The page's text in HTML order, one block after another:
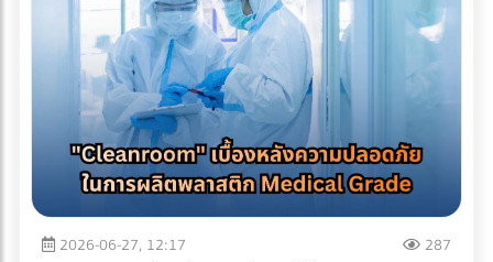
สัญจรไม่หนักมาก มีความยืดหยุ่น ทนทานต่อรังสียูวี และช่วย
สะท้อนความร้อนได้ดี โพลียูรีเทนกันซึม (PU Waterproof): เหมาะ
สำหรับพื้นที่ที่มีน้ำขัง หรือดาดฟ้าที่ต้องการปูพื้นกระเบื้อง/ไม้
เทียมทับ มีความยืดหยุ่นสูงมาก ทนต่อรอยแตกร้าวของอาคารได้
ดีเยี่ยม ป้องกันน้ำซึมผ่านได้ 100% บทสรุป การรีโนเวทดาดฟ้าให้
เป็น Rooftop ที่สวยงามและสร้างกำไรให้ธุรกิจ เป็นไอเดียที่ยอด
เยี่ยม แต่รากฐานที่สำคัญที่สุดของความสวยงามนั้นคือ "ความ
ปลอดภัยและโครงสร้างที่ปกป้องอาคารได้" การให้ความสำคัญกับ
ระบบกันซึม ตั้งแต่ขั้นตอนแรกของการออกแบบ คือการปกป้อง
เงินลงทุนก้อนใหญ่ของคุณ ให้คุณดำเนินธุรกิจได้อย่างสบายใจ
ใช้พลาสติกตระกูล PE ทั้งหมดมาทำเป็นถุง เนื่องจาก PE มีจุด
เด่นเรื่องการทนความเย็นจัดได้ดี ไม่กรอบแตก และที่สำคัญคือ
สามารถนำไปรีไซเคิลเข้าสู่ระบบเศรษฐกิจหมุนเวียน (Circular
Economy) ได้ 100% ตอบโจทย์กฎหมายต่างประเทศได้ทันที 2.
ใช้เทคโนโลยี MDO-PE อัปเกรดความเหนียวและป้องกันรอยเจาะ
ทะลุ เพื่อแก้ปัญหาเรื่องความแข็งแรง โรงงานบรรจุภัณฑ์ยุคใหม่จะ
ใช้เทคโนโลยี MDO (Machine Direction Orientation) ในการยืด
(Puncture Resistance) จากมุมแหลมของอาหารแช่แข็ง เช่น
จัดการเอกสารและพิกัดศุลกากรด้วยตัวเอง 3 สิ่งที่ไม่อยากให้เกิด
เมื่อการจัดการเอกสารศุลกากรผิดพลาด 1. การสำแดง "พิกัด
ศุลกากร (HS Code)" ผิดพลาด HS Code (Harmonized
System Code) คือรหัสตัวเลขสากลที่ใช้แยกประเภทสินค้าทั่วโลก
ซึ่งรหัสนี้จะเป็นตัวกำหนดอัตราภาษีนำเข้า-ส่งออกที่ธุรกิจต้อง
จ่าย การตีความ HS Code ไม่ใช่เรื่องตรงไปตรงมา สินค้าหนึ่งชิ้น
อาจเข้าข่ายพิกัดได้หลายหมวดหมู่ขึ้นอยู่กับวัสดุหรือการใช้งาน
(เช่น ชิ้นส่วนพลาสติกทั่วไป vs. ชิ้นส่วนพลาสติกสำหรับเครื่อง
มือแพทย์) หากระบุพิกัดผิด (สำแดงภาษีต่ำกว่าความเป็นจริง): แม้
2026-06-27, 12:17 287